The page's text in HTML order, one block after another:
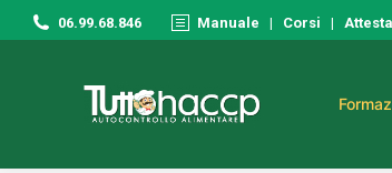
06.99.68.846 Manuale | Corsi |